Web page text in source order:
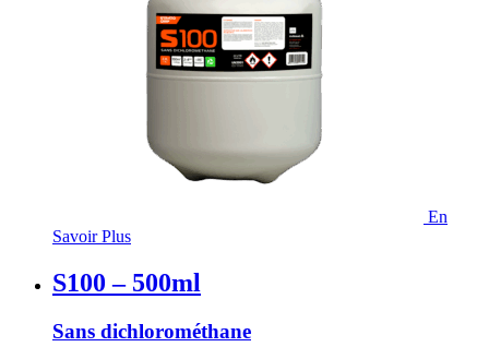
En
Savoir Plus
S100 – 500ml
Sans dichlorométhane